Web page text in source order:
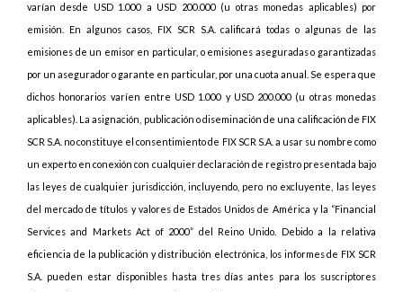
varían desde USD 1.000 a USD 200.000 (u otras monedas aplicables) por
emisión. En algunos casos, FIX SCR S.A. calificará todas o algunas de las
emisiones de un emisor en particular, o emisiones aseguradas o garantizadas
por un asegurador o garante en particular, por una cuota anual. Se espera que
dichos honorarios varíen entre USD 1.000 y USD 200.000 (u otras monedas
aplicables). La asignación, publicación o diseminación de una calificación de FIX
SCR S.A. no constituye el consentimiento de FIX SCR S.A. a usar su nombre como
un experto en conexión con cualquier declaración de registro presentada bajo
las leyes de cualquier jurisdicción, incluyendo, pero no excluyente, las leyes
del mercado de títulos y valores de Estados Unidos de América y la “Financial
Services and Markets Act of 2000” del Reino Unido. Debido a la relativa
eficiencia de la publicación y distribución electrónica, los informes de FIX SCR
S.A. pueden estar disponibles hasta tres días antes para los suscriptores